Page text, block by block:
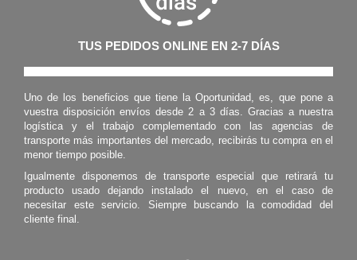
TUS PEDIDOS ONLINE EN 2-7 DÍAS
Uno de los beneficios que tiene la Oportunidad, es, que pone a
vuestra disposición envíos desde 2 a 3 días. Gracias a nuestra
logística y el trabajo complementado con las agencias de
transporte más importantes del mercado, recibirás tu compra en el
menor tiempo posible.
Igualmente disponemos de transporte especial que retirará tu
producto usado dejando instalado el nuevo, en el caso de
necesitar este servicio. Siempre buscando la comodidad del
cliente final.